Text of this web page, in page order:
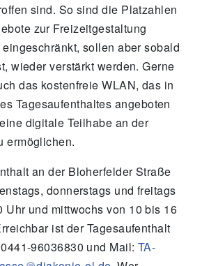
sind. So sind die Platzahlen
zur Freizeitgestaltung
sollen aber sobald
wieder verstärkt werden. Gerne
das kostenfreie WLAN, das in
Tagesaufenthaltes angeboten
digitale Teilhabe an der
ermöglichen.
an der Bloherfelder Straße
donnerstags und freitags
Uhr und mittwochs von 10 bis 16
ist der Tagesaufenthalt
96036830 und Mail:TA-